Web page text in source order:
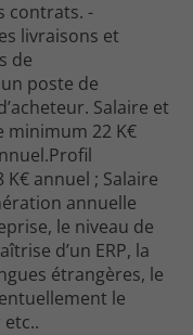
contrats. -
livraisons et
de
poste de
Salaire et
minimum 22 K€
annuel ; Salaire
annuelle
le niveau de
d’un ERP, la
étrangères, le
le